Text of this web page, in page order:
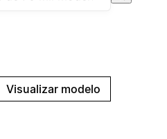
Visualizar modelo